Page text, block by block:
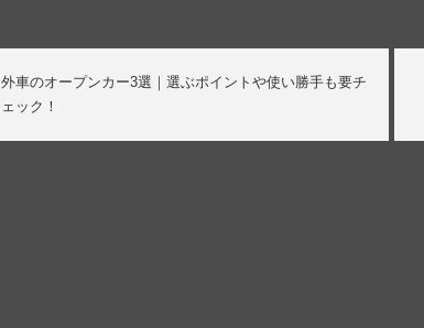
外車のオープンカー3選｜選ぶポイントや使い勝手も要チ
ェック！